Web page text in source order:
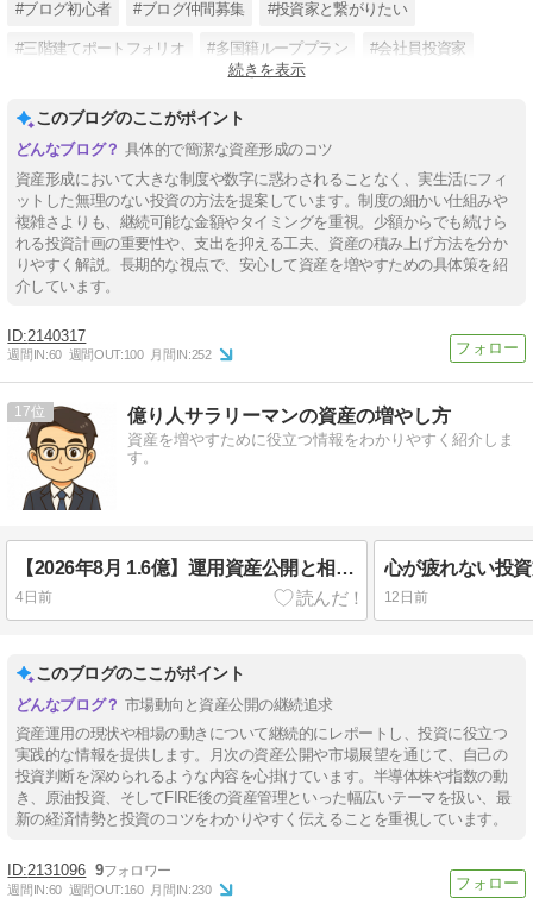
#ブログ初心者 #ブログ仲間募集 #投資家と繋がりたい
#三階建てポートフォリオ #多国籍ループプラン #会社員投資家
続きを表示
このブログのここがポイント
具体的で簡潔な資産形成のコツ
資産形成において大きな制度や数字に惑わされることなく、実生活にフィ
ットした無理のない投資の方法を提案しています。制度の細かい仕組みや
複雑さよりも、継続可能な金額やタイミングを重視。少額からでも続けら
れる投資計画の重要性や、支出を抑える工夫、資産の積み上げ方法を分か
りやすく解説。長期的な視点で、安心して資産を増やすための具体策を紹
介しています。
2140317
週間IN:60 週間OUT:100 月間IN:252
17 億り人サラリーマンの資産の増やし方
資産を増やすために役立つ情報をわかりやすく紹介しま
す。
【2026年8月 1.6億】運用資産公開と相場状況確認
4日前 12日前
このブログのここがポイント
市場動向と資産公開の継続追求
資産運用の現状や相場の動きについて継続的にレポートし、投資に役立つ
実践的な情報を提供します。月次の資産公開や市場展望を通じて、自己の
投資判断を深められるような内容を心掛けています。半導体株や指数の動
き、原油投資、そしてFIRE後の資産管理といった幅広いテーマを扱い、最
新の経済情勢と投資のコツをわかりやすく伝えることを重視しています。
2131096 9
週間IN:60 週間OUT:160 月間IN:230